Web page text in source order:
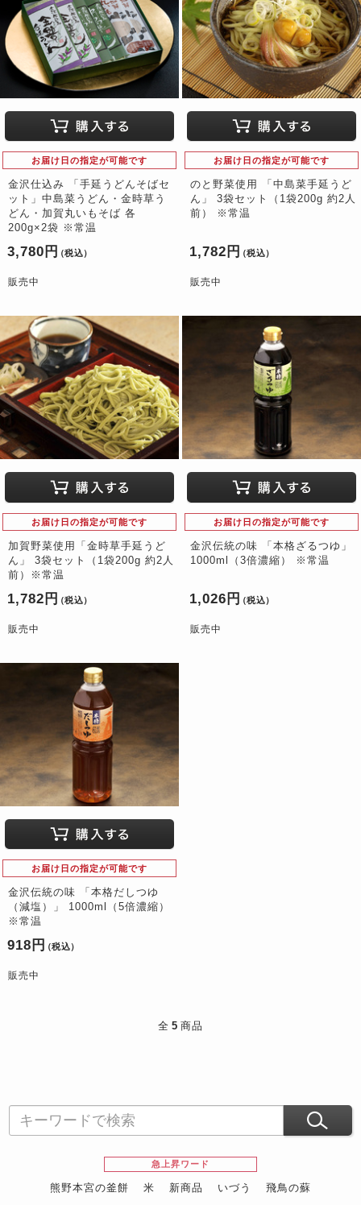
お届け日の指定が可能です
金沢仕込み 「手延うどんそばセ
ット」中島菜うどん・金時草う
どん・加賀丸いもそば 各
200g×2袋 ※常温
3,780円 （税込）
販売中
お届け日の指定が可能です
のと野菜使用 「中島菜手延うど
ん」 3袋セット（1袋200g 約2人
前） ※常温
1,782円 （税込）
販売中
お届け日の指定が可能です
加賀野菜使用「金時草手延うど
ん」 3袋セット（1袋200g 約2人
前）※常温
1,782円 （税込）
販売中
お届け日の指定が可能です
金沢伝統の味 「本格ざるつゆ」
1000ml（3倍濃縮） ※常温
1,026円 （税込）
販売中
お届け日の指定が可能です
金沢伝統の味 「本格だしつゆ
（減塩）」 1000ml（5倍濃縮）
※常温
918円 （税込）
販売中
全 5 商品
急上昇ワード
熊野本宮の釜餅 米 新商品 いづう
飛鳥の蘇